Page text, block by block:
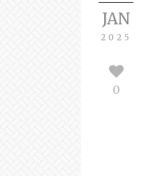
JAN
2025
0